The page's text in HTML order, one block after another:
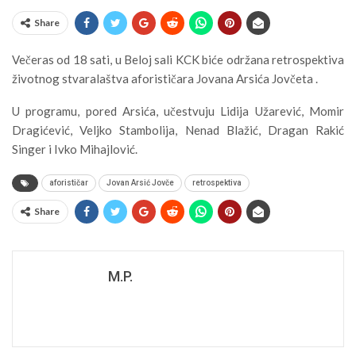
Share
Večeras od 18 sati, u Beloj sali KCK biće održana retrospektiva
životnog stvaralaštva aforističara Jovana Arsića Jovčeta .
U programu, pored Arsića, učestvuju Lidija Užarević, Momir
Dragićević, Veljko Stambolija, Nenad Blažić, Dragan Rakić
Singer i Ivko Mihajlović.
aforističar Jovan Arsić Jovče retrospektiva
Share
M.P.